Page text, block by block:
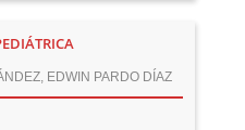
EDWIN PARDO DÍAZ